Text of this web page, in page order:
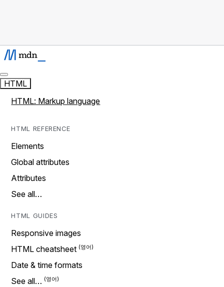
HTML
HTML: Markup language
HTML REFERENCE
Elements
Global attributes
Attributes
See all…
HTML GUIDES
Responsive images
HTML cheatsheet
Date & time formats
See all…